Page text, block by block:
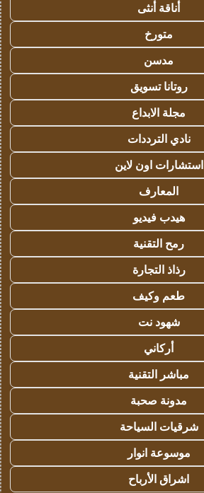
أناقة أنثى
متورخ
مدسن
روتانا تسويق
مجلة الابداع
نادي الترددات
استشارات اون لاين
المعارف
هيدب فيديو
رمح التقنية
رذاذ التجارة
طعم وكيف
شهود نت
أركاني
مباشر التقنية
مدونة صحبة
شرقيات السياحة
موسوعة انوار
اشراق الأرباح